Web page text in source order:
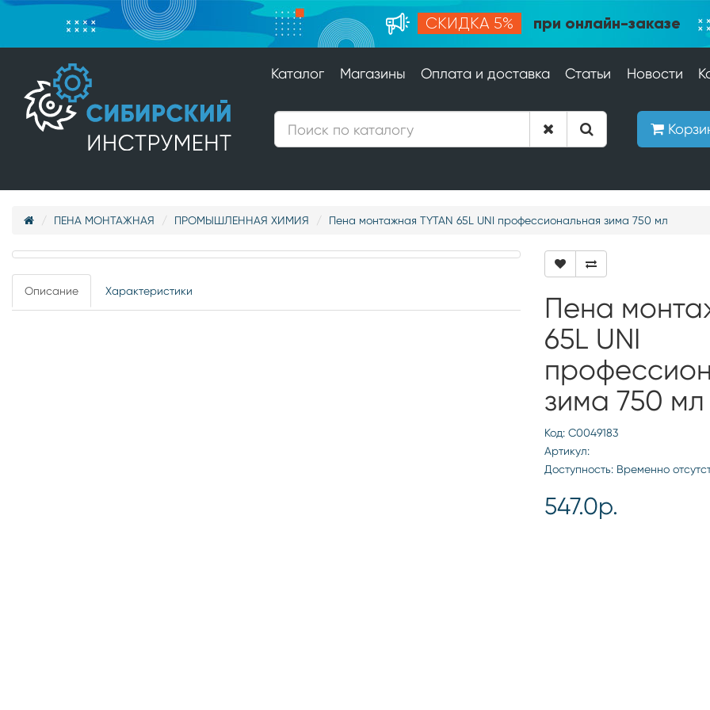
СКИДКА 5% при онлайн-заказе
Каталог Магазины Оплата и доставка Статьи Новости
ПЕНА МОНТАЖНАЯ ПРОМЫШЛЕННАЯ ХИМИЯ Пена монтажная TYTAN 65L UNI профессиональная зима 750 мл
Описание Характеристики
Пена
65L UNI
зима 750 мл
Код: С0049183
Артикул:
Доступность: Временно
547.0р.